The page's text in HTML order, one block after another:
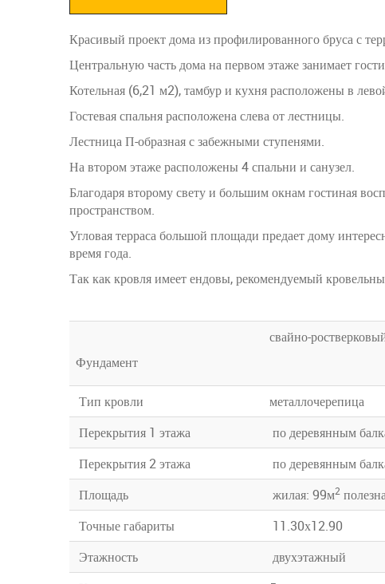
Красивый проект дома из профилированного бруса с
Центральную часть дома на первом этаже занимает
Котельная (6,21 м2), тамбур и кухня расположены в
Гостевая спальня расположена слева от лестницы.
Лестница П-образная с забежными ступенями.
На втором этаже расположены 4 спальни и санузел.
Благодаря второму свету и большим окнам гостиная
пространством.
Угловая терраса большой площади предает дому
время года.
Так как кровля имеет ендовы, рекомендуемый
Фундамент
свайно-
Тип кровли
металлочерепица
Перекрытия 1 этажа
по деревянным
Перекрытия 2 этажа
по деревянным
Площадь
жилая: 99м2
Точные габариты
11.30х12.90
Этажность
двухэтажный